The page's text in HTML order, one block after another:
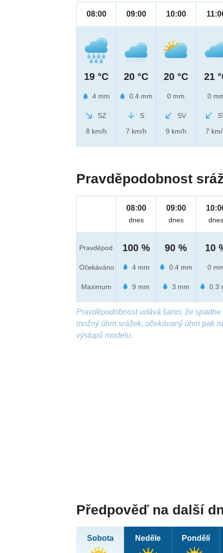
08:00
19 °C
4 mm
SZ
8 km/h
09:00
20 °C
0.4 mm
S
7 km/h
10:00
20 °C
0 mm
SV
9 km/h
21
0
7
Pravděpodobnost
Pravděpod.
Očekáváno
Maximum
08:00
dnes
100 %
4 mm
9 mm
09:00
dnes
90 %
0.4 mm
3 mm
dnes
10
0
0.3
Pravděpodobnost udává šanci, že
možný úhrn srážek, očekávaný úhrn pak
výstupů modelu.
Předpověď na další
Sobota Neděle Pondělí